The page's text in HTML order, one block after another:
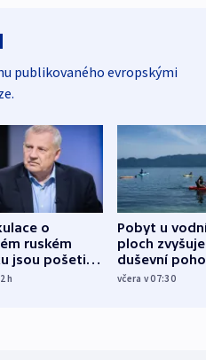
publikovaného evropskými
o
ruském
jsou pošetilé,
h
Pobyt u
ploch zvyšuje
duševní
ukázala
včera v 07:30